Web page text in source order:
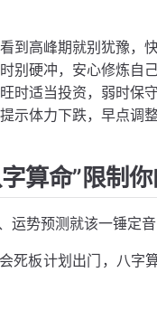
高峰期就别犹豫，快
硬冲，安心修炼自己
适当投资，弱时保守
体力下跌，早点调整
算命”限制
运势预测就该一锤定
死板计划出门，八字